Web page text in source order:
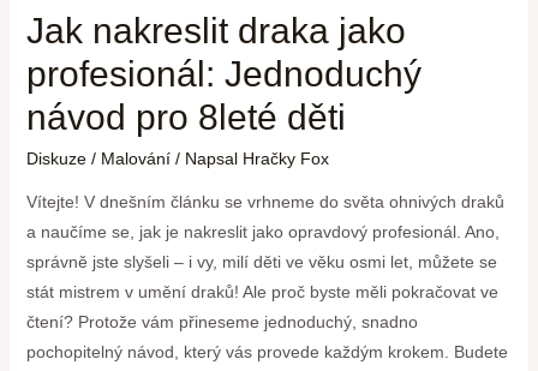
Jak nakreslit draka jako
profesionál: Jednoduchý
návod pro 8leté děti
Diskuze / Malování/ Napsal Hračky Fox
Vítejte! V dnešním článku se vrhneme do světa ohnivých draků
a naučíme se, jak je nakreslit jako opravdový profesionál. Ano,
správně jste slyšeli – i vy, milí děti ve věku osmi let, můžete se
stát mistrem v umění draků! Ale proč byste měli pokračovat ve
čtení? Protože vám přineseme jednoduchý, snadno
pochopitelný návod, který vás provede každým krokem. Budete